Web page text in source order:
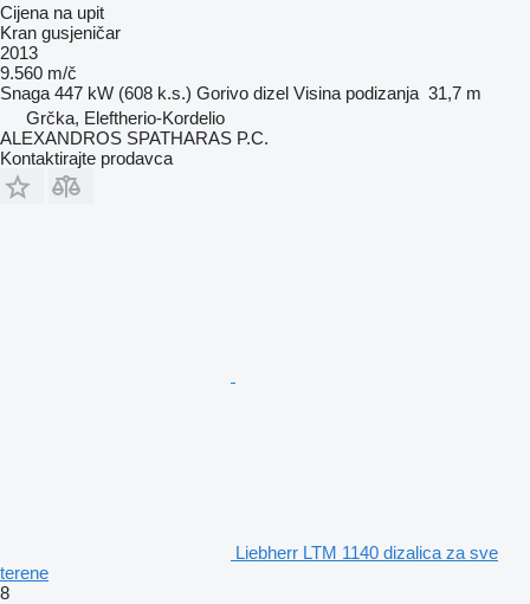
Cijena na upit
Kran gusjeničar
2013
9.560 m/č
Snaga 447 kW (608 k.s.) Gorivo dizel Visina podizanja 31,7 m
Grčka, Eleftherio-Kordelio
ALEXANDROS SPATHARAS P.C.
Kontaktirajte prodavca
Liebherr LTM 1140 dizalica za sve
terene
8